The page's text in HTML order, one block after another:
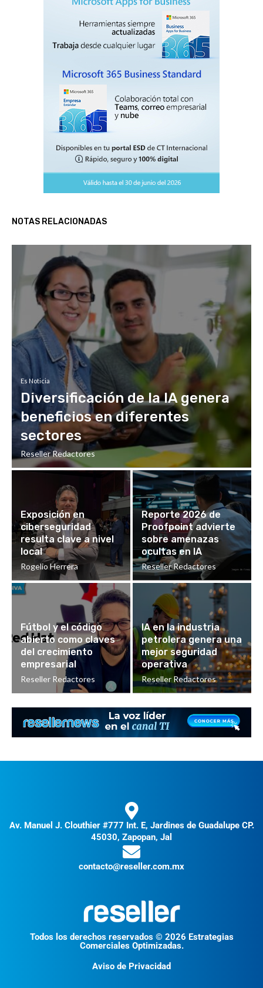
NOTAS RELACIONADAS
Es Noticia
Diversificación de la IA genera
beneficios en diferentes
sectores
Reseller Redactores
Exposición en
ciberseguridad
resulta clave a nivel
local
Rogelio Herrera
Reporte 2026 de
Proofpoint advierte
sobre amenazas
ocultas en IA
Reseller Redactores
Fútbol y el código
abierto como claves
del crecimiento
empresarial
Reseller Redactores
IA en la industria
petrolera genera una
mejor seguridad
operativa
Reseller Redactores
Av. Manuel J. Clouthier #777 Int. E, Jardines de Guadalupe CP.
45030, Zapopan, Jal
contacto@reseller.com.mx
Todos los derechos reservados © 2026 Estrategias
Comerciales Optimizadas.
Aviso de Privacidad